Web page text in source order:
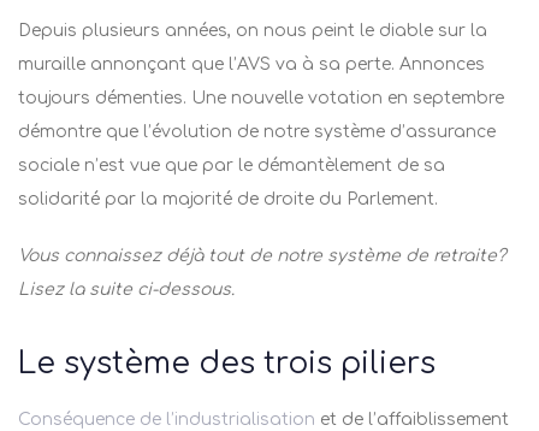
Depuis plusieurs années, on nous peint le diable sur la
muraille annonçant que l’AVS va à sa perte. Annonces
toujours démenties. Une nouvelle votation en septembre
démontre que l’évolution de notre système d’assurance
sociale n’est vue que par le démantèlement de sa
solidarité par la majorité de droite du Parlement.
Vous connaissez déjà tout de notre système de retraite?
Lisez la suite ci-dessous.
Le système des trois piliers
Conséquence de l’industrialisation et de l’affaiblissement
navigation